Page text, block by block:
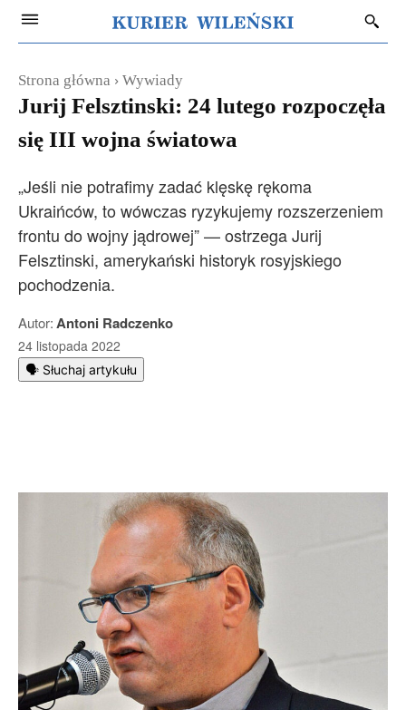
Strona główna Wywiady
Jurij Felsztinski: 24 lutego rozpoczęła
się III wojna światowa
„Jeśli nie potrafimy zadać klęskę rękoma
Ukraińców, to wówczas ryzykujemy rozszerzeniem
frontu do wojny jądrowej” — ostrzega Jurij
Felsztinski, amerykański historyk rosyjskiego
pochodzenia.
Autor:Antoni Radczenko
24 listopada 2022
🗣️ Słuchaj artykułu